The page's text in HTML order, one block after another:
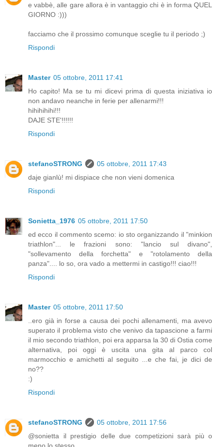
e vabbè, alle gare allora è in vantaggio chi è in forma QUEL
GIORNO :)))
facciamo che il prossimo comunque sceglie tu il periodo ;)
Rispondi
Master 05 ottobre, 2011 17:41
Ho capito! Ma se tu mi dicevi prima di questa iniziativa io
non andavo neanche in ferie per allenarmi!!!
hihihihihi!!!
DAJE STE'!!!!!!
Rispondi
stefanoSTRONG
05 ottobre, 2011 17:43
daje gianlù! mi dispiace che non vieni domenica
Rispondi
Sonietta_1976 05 ottobre, 2011 17:50
ed ecco il commento scemo: io sto organizzando il "minkion
triathlon"... le frazioni sono: "lancio sul divano",
"sollevamento della forchetta" e "rotolamento della
panza".... lo so, ora vado a mettermi in castigo!!! ciao!!!
Rispondi
Master 05 ottobre, 2011 17:50
..ero già in forse a causa dei pochi allenamenti, ma avevo
superato il problema visto che venivo da tapascione a farmi
il mio secondo triathlon, poi era apparsa la 30 di Ostia come
alternativa, poi oggi è uscita una gita al parco col
marmocchio e amichetti al seguito ...e che fai, je dici de
no??
:)
Rispondi
stefanoSTRONG
05 ottobre, 2011 17:56
@sonietta il prestigio delle due competizioni sarà più o